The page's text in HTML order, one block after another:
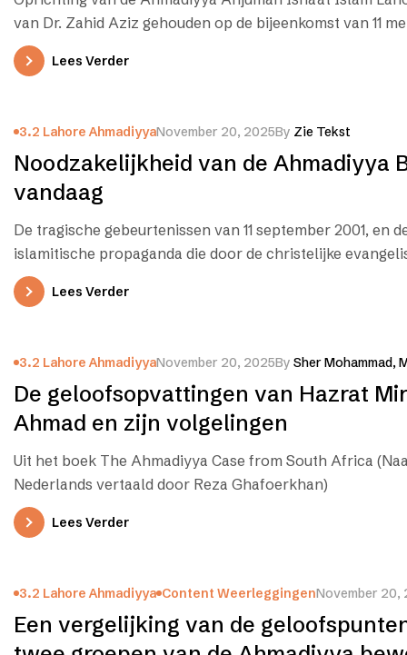
van Dr. Zahid Aziz gehouden op de bijeenkomst van 11
Lees Verder
3.2 Lahore AhmadiyyaNovember 20, 2025By Zie Tekst
Noodzakelijkheid van de Ahmadiyya
vandaag
De tragische gebeurtenissen van 11 september 2001, en
islamitische propaganda die door de christelijke
groeperingen wordt gemaakt, hebben…
Lees Verder
3.2 Lahore AhmadiyyaNovember 20, 2025By Sher Mohammad,
De geloofsopvattingen van Hazrat
Ahmad en zijn volgelingen
Uit het boek The Ahmadiyya Case from South Africa
Nederlands vertaald door Reza Ghafoerkhan)
Lees Verder
3.2 Lahore Ahmadiyya Content WeerleggingenNovember 20,
Een vergelijking van de